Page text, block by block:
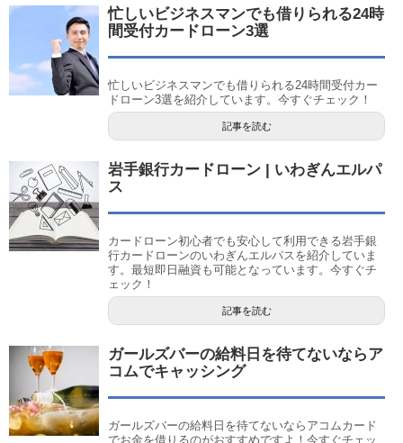
忙しいビジネスマンでも借りられる24時
間受付カードローン3選
忙しいビジネスマンでも借りられる24時間受付カー
ドローン3選を紹介しています。今すぐチェック！
記事を読む
岩手銀行カードローン | いわぎんエルパ
ス
カードローン初心者でも安心して利用できる岩手銀
行カードローンのいわぎんエルパスを紹介していま
す。最短即日融資も可能となっています。今すぐチ
ェック！
記事を読む
ガールズバーの給料日を待てないならア
コムでキャッシング
ガールズバーの給料日を待てないならアコムカード
でお金を借りるのがおすすめですよ！今すぐチェッ